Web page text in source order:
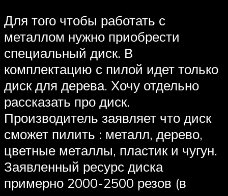
Для того чтобы работать с
металлом нужно приобрести
специальный диск. В
комплектацию с пилой идет только
диск для дерева. Хочу отдельно
рассказать про диск.
Производитель заявляет что диск
сможет пилить : металл, дерево,
цветные металлы, пластик и чугун.
Заявленный ресурс диска
примерно 2000-2500 резов (в